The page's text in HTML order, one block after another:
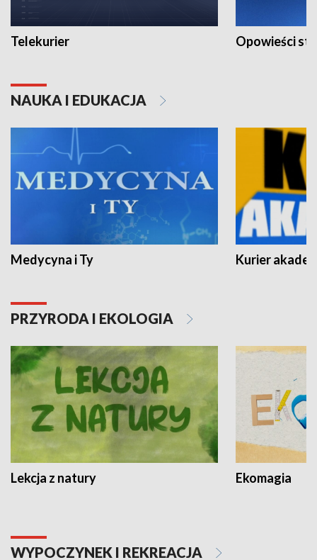
Telekurier Opowieści
NAUKA I EDUKACJA
Medycyna i Ty Kurier
PRZYRODA I EKOLOGIA
Lekcja z natury Ekomagia
WYPOCZYNEK I REKREACJA